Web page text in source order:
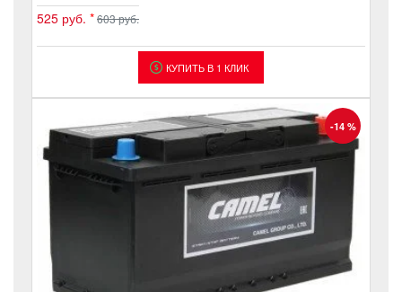
525 руб. *603 руб.
КУПИТЬ В 1 КЛИК
-14 %